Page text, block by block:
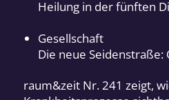
Heilung in der fünften
Gesellschaft
Die neue
raum&zeit Nr. 241 zeigt,